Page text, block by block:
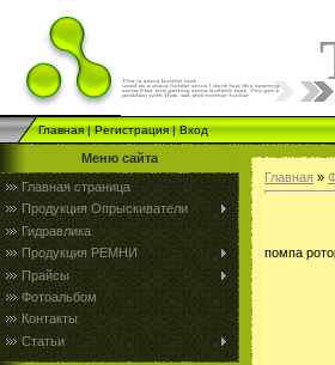
Главная|Регистрация|Вход
Меню сайта
Главная страница
Продукция Опрыскиватели
Гидравлика
Продукция РЕМНИ
Прайсы
Фотоальбом
Контакты
Статьи
Главная »
помпа